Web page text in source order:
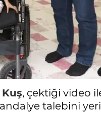
, çektiği video
talebini